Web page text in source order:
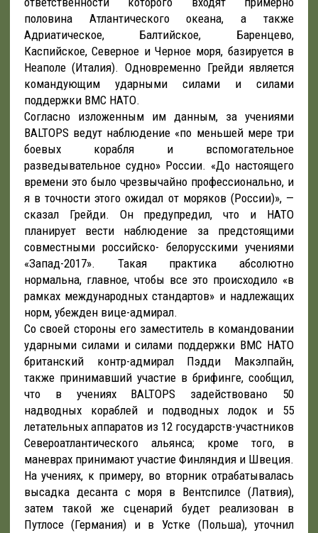
половина Атлантического океана, а также
Адриатическое, Балтийское, Баренцево,
Каспийское, Северное и Черное моря, базируется в
Неаполе (Италия). Одновременно Грейди является
командующим ударными силами и силами
поддержки ВМС НАТО.
Согласно изложенным им данным, за учениями
BALTOPS ведут наблюдение «по меньшей мере три
боевых корабля и вспомогательное
разведывательное судно» России. «До настоящего
времени это было чрезвычайно профессионально, и
я в точности этого ожидал от моряков (России)», —
сказал Грейди. Он предупредил, что и НАТО
планирует вести наблюдение за предстоящими
совместными российско- белорусскими учениями
«Запад-2017». Такая практика абсолютно
нормальна, главное, чтобы все это происходило «в
рамках международных стандартов» и надлежащих
норм, убежден вице-адмирал.
Со своей стороны его заместитель в командовании
ударными силами и силами поддержки ВМС НАТО
британский контр-адмирал Пэдди Макэлпайн,
также принимавший участие в брифинге, сообщил,
что в учениях BALTOPS задействовано 50
надводных кораблей и подводных лодок и 55
летательных аппаратов из 12 государств-участников
Североатлантического альянса; кроме того, в
маневрах принимают участие Финляндия и Швеция.
На учениях, к примеру, во вторник отрабатывалась
высадка десанта с моря в Вентспилсе (Латвия),
затем такой же сценарий будет реализован в
Путлосе (Германия) и в Устке (Польша), уточнил